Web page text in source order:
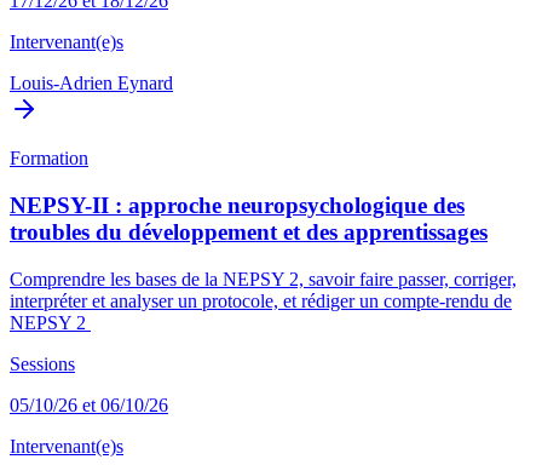
Intervenant(e)s
Louis-Adrien Eynard
Formation
NEPSY-II : approche neuropsychologique des
troubles du développement et des apprentissages
Comprendre les bases de la NEPSY 2, savoir faire passer, corriger,
interpréter et analyser un protocole, et rédiger un compte-rendu de
NEPSY 2
Sessions
05/10/26 et 06/10/26
Intervenant(e)s